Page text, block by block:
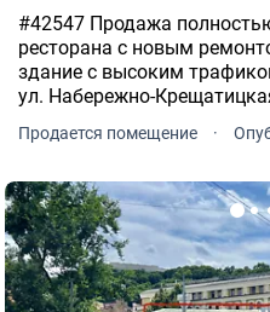
#42547 Продажа
ресторана с новым
здание с высоким трафиком. Киев, Подольский
ул. Набережно-
1913 года постройки из
Продается помещение ·